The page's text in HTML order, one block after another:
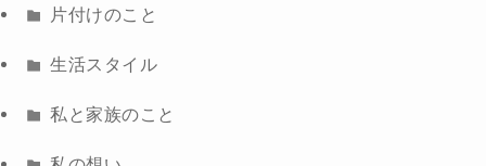
片付けのこと
生活スタイル
私と家族のこと